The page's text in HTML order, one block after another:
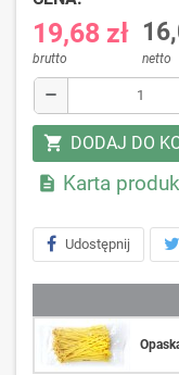
19,68 zł
brutto netto
remove
shopping_cart DODAJ DO
 Karta
Udostępnij